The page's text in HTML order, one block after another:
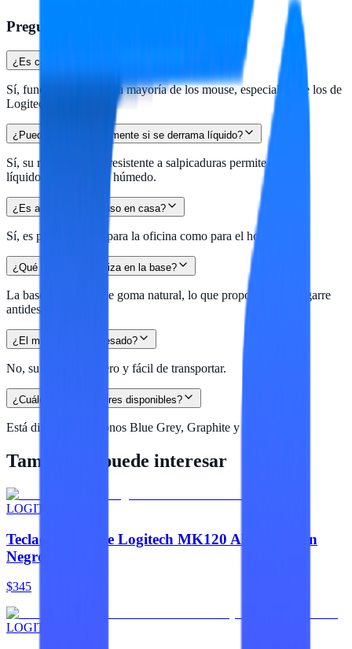
Preguntas frecuentes
¿Es compatible con cualquier mouse?
Sí, funciona bien con la mayoría de los mouse, especialmente los de
Logitech.
¿Puedo limpiarlo fácilmente si se derrama líquido?
Sí, su recubrimiento resistente a salpicaduras permite limpiar
líquidos con un paño húmedo.
¿Es adecuado para uso en casa?
Sí, es perfecto tanto para la oficina como para el hogar.
¿Qué material se utiliza en la base?
La base está hecha de goma natural, lo que proporciona un agarre
antideslizante.
¿El mouse pad es pesado?
No, su diseño es ligero y fácil de transportar.
¿Cuáles son los colores disponibles?
Está disponible en tonos Blue Grey, Graphite y Dark Rose.
También te puede interesar
LOGITECH
Teclado y Mouse Logitech MK120 Alámbrico en
Negro
$345
LOGITECH